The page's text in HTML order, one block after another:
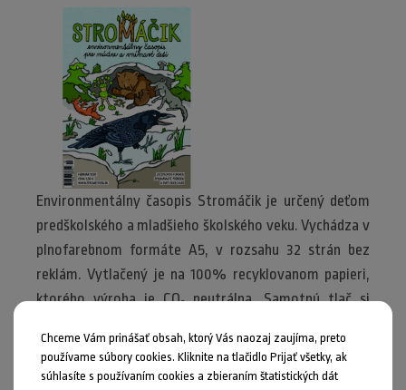
Environmentálny časopis Stromáčik je určený deťom
predškolského a mladšieho školského veku. Vychádza v
plnofarebnom formáte A5, v rozsahu 32 strán bez
reklám. Vytlačený je na 100% recyklovanom papieri,
ktorého výroba je CO2neutrálna. Samotnú tlač si
zasielaní časopisu zároveň využívame papierové
obálky, nie zatavené plastové obaly.
Chceme Vám prinášať obsah, ktorý Vás naozaj zaujíma, preto
používame súbory cookies. Kliknite na tlačidlo Prijať všetky, ak
súhlasíte s používaním cookies a zbieraním štatistických dát